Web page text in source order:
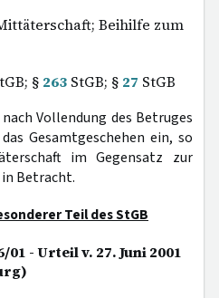
Beihilfe zum
§ 263 StGB; § 27 StGB
Vollendung des Betruges
Gesamtgeschehen ein, so
im Gegensatz zur
Betracht.
Teil des StGB
01 - Urteil v. 27. Juni 2001